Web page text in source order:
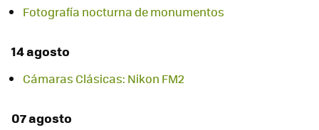
Fotografía nocturna de monumentos
14 agosto
Cámaras Clásicas: Nikon FM2
07 agosto